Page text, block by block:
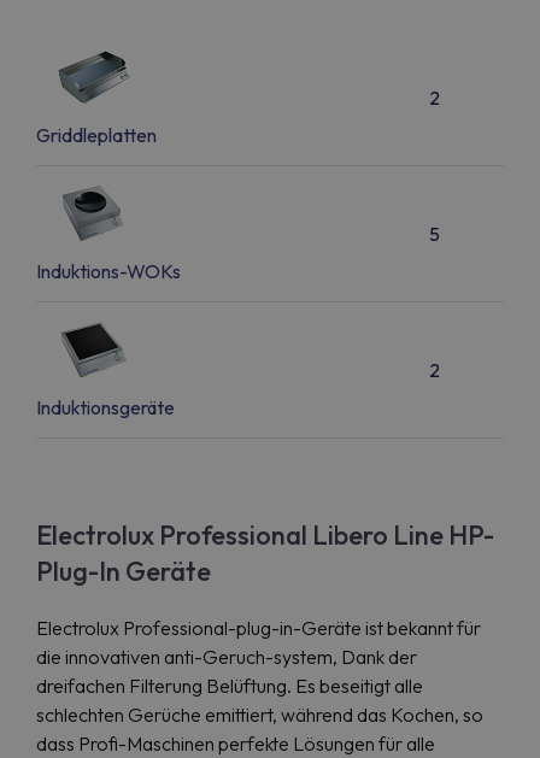
Griddleplatten
2
Induktions-WOKs
5
Induktionsgeräte
2
Electrolux Professional Libero Line HP-
Plug-In Geräte
Electrolux Professional-plug-in-Geräte ist bekannt für
die innovativen anti-Geruch-system, Dank der
dreifachen Filterung Belüftung. Es beseitigt alle
schlechten Gerüche emittiert, während das Kochen, so
dass Profi-Maschinen perfekte Lösungen für alle